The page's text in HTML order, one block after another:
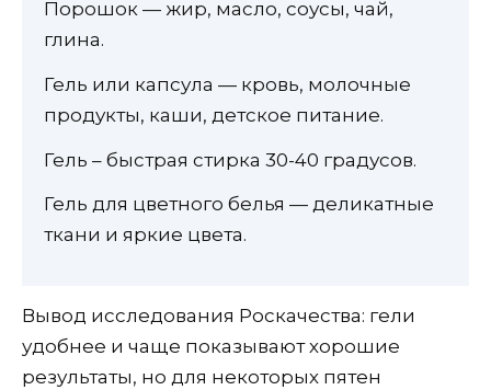
Порошок — жир, масло, соусы, чай,
глина.
Гель или капсула — кровь, молочные
продукты, каши, детское питание.
Гель – быстрая стирка 30-40 градусов.
Гель для цветного белья — деликатные
ткани и яркие цвета.
Вывод исследования Роскачества: гели
удобнее и чаще показывают хорошие
результаты, но для некоторых пятен